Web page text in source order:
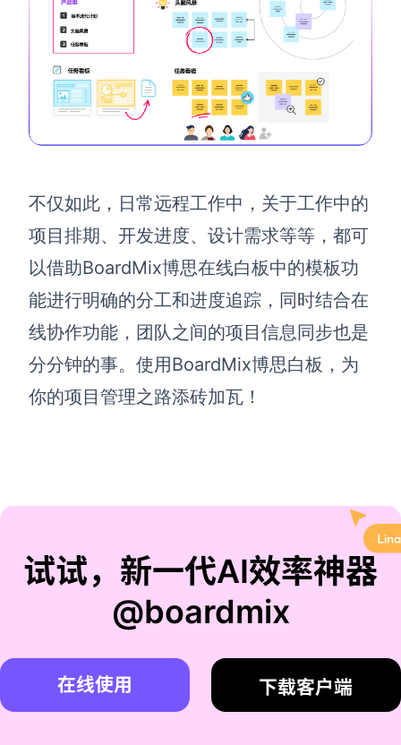
不仅如此，日常远程工作中，关于工作中的
项目排期、开发进度、设计需求等等，都可
以借助BoardMix博思在线白板中的模板功
能进行明确的分工和进度追踪，同时结合在
线协作功能，团队之间的项目信息同步也是
分分钟的事。使用BoardMix博思白板，为
你的项目管理之路添砖加瓦！
试试，新一代AI效率神器
@boardmix
在线使用 下载客户端